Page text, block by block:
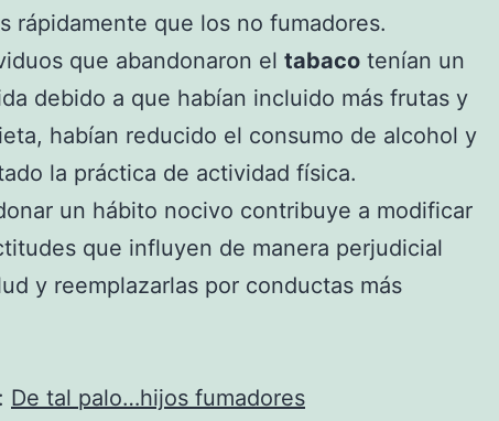
rápidamente que los no fumadores.
que abandonaron el tabaco tenían un
debido a que habían incluido más frutas y
habían reducido el consumo de alcohol y
la práctica de actividad física.
un hábito nocivo contribuye a modificar
que influyen de manera perjudicial
y reemplazarlas por conductas más
De tal palo…hijos fumadores